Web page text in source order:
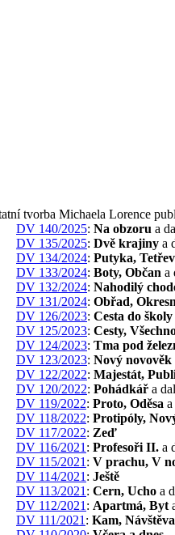
tvorba Michaela Lorence
DV 140/2025: Na obzoru a
DV 135/2025: Dvě krajiny a
DV 134/2024: Putyka, Tetřev
DV 133/2024: Boty, Občan a
DV 132/2024: Nahodilý
DV 131/2024: Obřad,
DV 126/2023: Cesta do školy
DV 125/2023: Cesty,
DV 124/2023: Tma pod
DV 123/2023: Nový novověk
DV 122/2022: Majestát,
DV 120/2022: Pohádkář a
DV 119/2022: Proto, Oděsa
DV 118/2022: Protipóly,
DV 117/2022: Zeď
DV 116/2021 : Profesoři II. a
DV 115/2021 : V prachu, V
DV 114/2021 : Ještě
DV 113/2021 : Cern, Ucho a
DV 112/2021 : Apartmá, Byt
DV 111/2021 : Kam, Návštěva